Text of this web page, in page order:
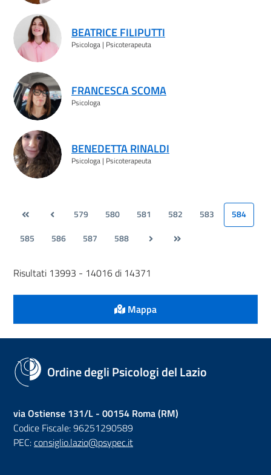
BEATRICE FILIPUTTI
Psicologa | Psicoterapeuta
FRANCESCA SCOMA
Psicologa
BENEDETTA RINALDI
Psicologa | Psicoterapeuta
579 580 581 582 583
584
585
586 587 588
Risultati 13993 - 14016 di 14371
Mappa
Ordine degli Psicologi del Lazio
via Ostiense 131/L - 00154 Roma (RM)
Codice Fiscale: 96251290589
PEC:consiglio.lazio@psypec.it